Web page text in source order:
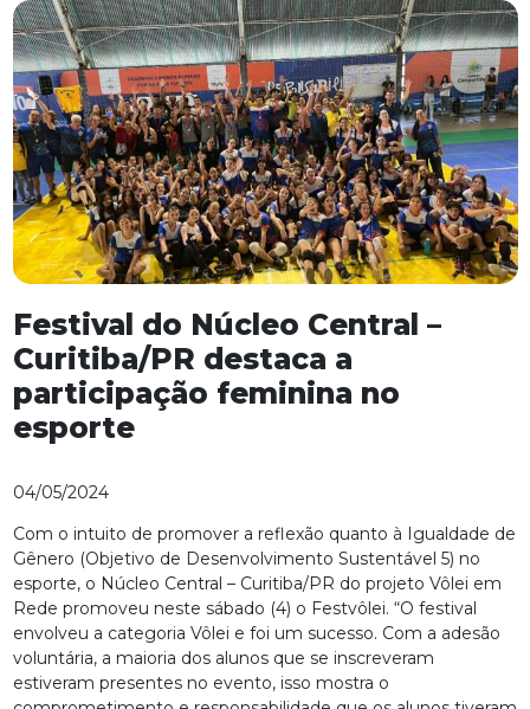
Festival do Núcleo Central –
Curitiba/PR destaca a
participação feminina no
esporte
04/05/2024
Com o intuito de promover a reflexão quanto à Igualdade de
Gênero (Objetivo de Desenvolvimento Sustentável 5) no
esporte, o Núcleo Central – Curitiba/PR do projeto Vôlei em
Rede promoveu neste sábado (4) o Festvôlei. “O festival
envolveu a categoria Vôlei e foi um sucesso. Com a adesão
voluntária, a maioria dos alunos que se inscreveram
estiveram presentes no evento, isso mostra o